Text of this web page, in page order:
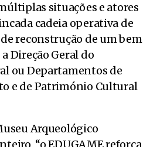
situações e atores
cadeia operativa de
reconstrução de um bem
Direção Geral do
ou Departamentos de
e de Património Cultural
Arqueológico